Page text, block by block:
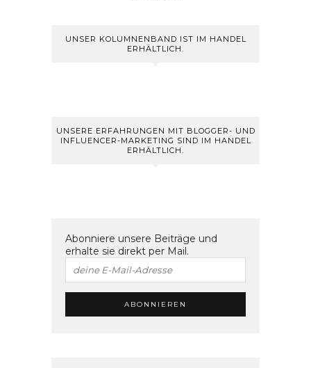
UNSER KOLUMNENBAND IST IM HANDEL
ERHÄLTLICH.
UNSERE ERFAHRUNGEN MIT BLOGGER- UND
INFLUENCER-MARKETING SIND IM HANDEL
ERHÄLTLICH.
Abonniere unsere Beiträge und
erhalte sie direkt per Mail.